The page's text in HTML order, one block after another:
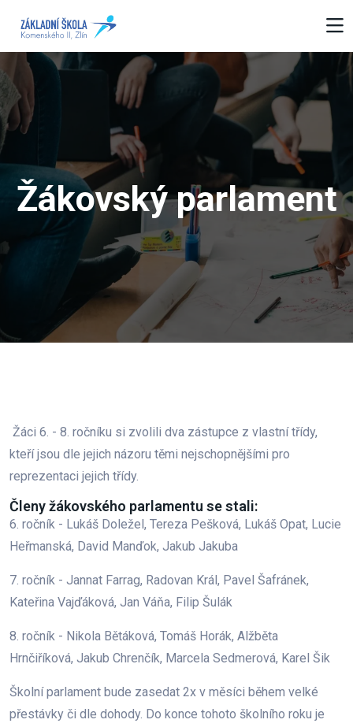
Žákovský parlament
Žáci 6. - 8. ročníku si zvolili dva zástupce z vlastní třídy,
kteří jsou dle jejich názoru těmi nejschopnějšími pro
reprezentaci jejich třídy.
Členy žákovského parlamentu se stali:
6. ročník - Lukáš Doležel, Tereza Pešková, Lukáš Opat, Lucie
Heřmanská, David Manďok, Jakub Jakuba
7. ročník - Jannat Farrag, Radovan Král, Pavel Šafránek,
Kateřina Vajďáková, Jan Váňa, Filip Šulák
8. ročník - Nikola Bětáková, Tomáš Horák, Alžběta
Hrnčiříková, Jakub Chrenčík, Marcela Sedmerová, Karel Šik
Školní parlament bude zasedat 2x v měsíci během velké
přestávky či dle dohody. Do konce tohoto školního roku je